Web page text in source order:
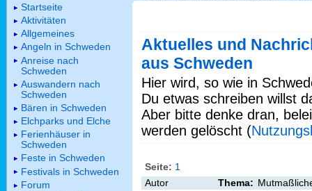
Aktuelles und
aus Schweden
Hier wird, so wie in
Du etwas schreiben willst
Aber bitte denke dran,
werden gelöscht (
Seite: 1
Autor
Thema:
Startseite
Aktivitäten
Allgemeines
Angeln in Schweden
Anreise nach
Schweden
Auswandern nach
Schweden
Bären in Schweden
Elchparks und Elche
Ferienhäuser in
Schweden
Feste in Schweden
Festivals in Schweden
Forum